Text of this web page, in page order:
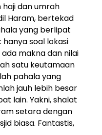
dan umrah
Haram, bertekad
yang berlipat
hanya soal lokasi
makna dan nilai
satu keutamaan
pahala yang
jauh lebih besar
lain. Yakni, shalat
setara dengan
biasa. Fantastis,